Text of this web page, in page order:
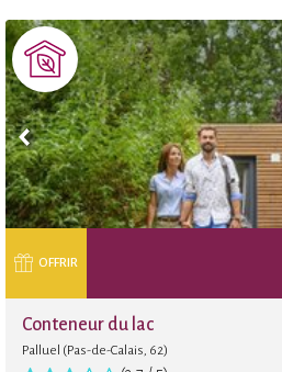
OFFRIR
Conteneur du lac
Palluel (Pas-de-Calais, 62)